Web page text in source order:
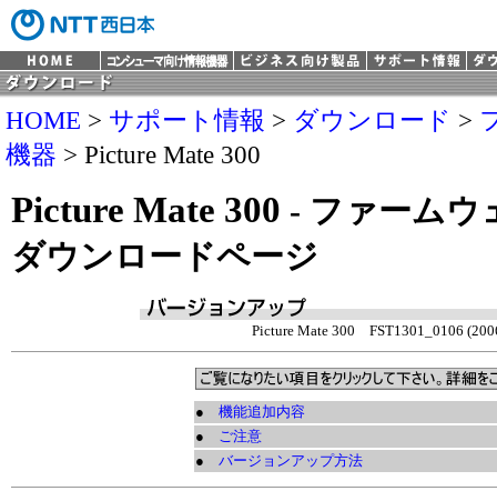
HOME > サポート情報 > ダウンロード >
機器 > Picture Mate 300
Picture Mate 300 - ファームウ
ダウンロードページ
Picture Mate 300 FST1301_0106
● 機能追加内容
● ご注意
● バージョンアップ方法